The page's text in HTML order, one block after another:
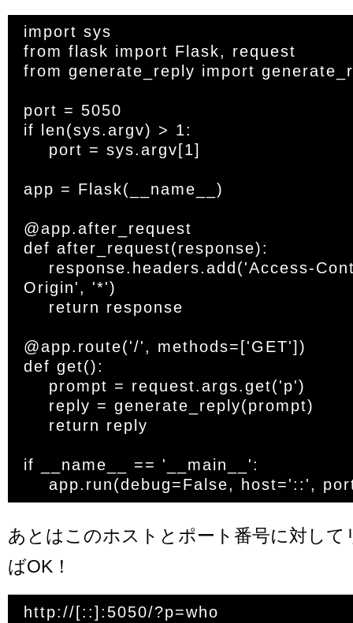
import sys
from flask import Flask, request
from generate_reply import
port = 5050
if len(sys.argv) > 1:
app = Flask(__name__)
@app.after_request
def after_request(response):
Origin', '*')
@app.route('/', methods=['GET'])
def get():
if __name__ == '__main__':
あとはこのホストとポート番号に対して
ばOK！
http://[::]:5050/?p=who